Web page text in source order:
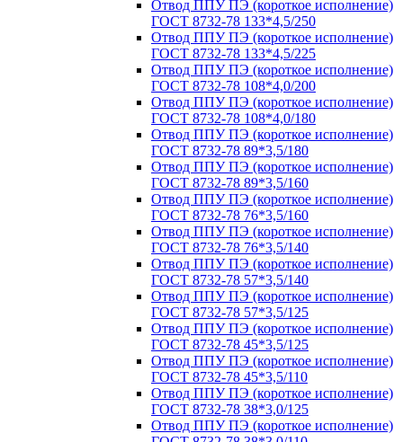
Отвод ППУ ПЭ (короткое исполнение)
ГОСТ 8732-78 133*4,5/250
Отвод ППУ ПЭ (короткое исполнение)
ГОСТ 8732-78 133*4,5/225
Отвод ППУ ПЭ (короткое исполнение)
ГОСТ 8732-78 108*4,0/200
Отвод ППУ ПЭ (короткое исполнение)
ГОСТ 8732-78 108*4,0/180
Отвод ППУ ПЭ (короткое исполнение)
ГОСТ 8732-78 89*3,5/180
Отвод ППУ ПЭ (короткое исполнение)
ГОСТ 8732-78 89*3,5/160
Отвод ППУ ПЭ (короткое исполнение)
ГОСТ 8732-78 76*3,5/160
Отвод ППУ ПЭ (короткое исполнение)
ГОСТ 8732-78 76*3,5/140
Отвод ППУ ПЭ (короткое исполнение)
ГОСТ 8732-78 57*3,5/140
Отвод ППУ ПЭ (короткое исполнение)
ГОСТ 8732-78 57*3,5/125
Отвод ППУ ПЭ (короткое исполнение)
ГОСТ 8732-78 45*3,5/125
Отвод ППУ ПЭ (короткое исполнение)
ГОСТ 8732-78 45*3,5/110
Отвод ППУ ПЭ (короткое исполнение)
ГОСТ 8732-78 38*3,0/125
Отвод ППУ ПЭ (короткое исполнение)